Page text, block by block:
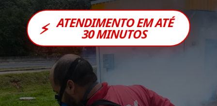
⚡ ATENDIMENTO EM ATÉ
30 MINUTOS